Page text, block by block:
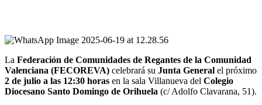
La Federación de Comunidades de Regantes de la Comunidad
Valenciana (FECOREVA) celebrará su Junta General el próximo
2 de julio a las 12:30 horas en la sala Villanueva del Colegio
Diocesano Santo Domingo de Orihuela (c/ Adolfo Clavarana, 51).